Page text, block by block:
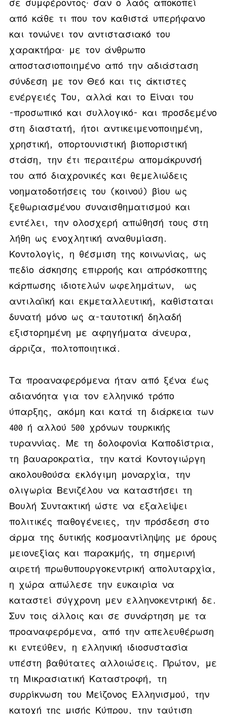
σε συμφέροντος∙ σαν ο λαός αποκοπεί
από κάθε τι που τον καθιστά υπερήφανο
και τονώνει τον αντιστασιακό του
χαρακτήρα∙ με τον άνθρωπο
αποστασιοποιημένο από την αδιάσταση
σύνδεση με τον Θεό και τις άκτιστες
ενέργειές Του, αλλά και το Είναι του
-προσωπικό και συλλογικό- και προσδεμένο
στη διαστατή, ήτοι αντικειμενοποιημένη,
χρηστική, οπορτουνιστική βιοποριστική
στάση, την έτι περαιτέρω απομάκρυνσή
του από διαχρονικές και θεμελιώδεις
νοηματοδοτήσεις του (κοινού) βίου ως
ξεθωριασμένου συναισθηματισμού και
εντέλει, την ολοσχερή απώθησή τους στη
λήθη ως ενοχλητική αναθυμίαση.
Κοντολογίς, η θέσμιση της κοινωνίας, ως
πεδίο άσκησης επιρροής και απρόσκοπτης
κάρπωσης ιδιοτελών ωφελημάτων, ως
αντιλαϊκή και εκμεταλλευτική, καθίσταται
δυνατή μόνο ως α-ταυτοτική δηλαδή
εξιστορημένη με αφηγήματα άνευρα,
άρριζα, πολτοποιητικά.
Τα προαναφερόμενα ήταν από ξένα έως
αδιανόητα για τον ελληνικό τρόπο
ύπαρξης, ακόμη και κατά τη διάρκεια των
400 ή αλλού 500 χρόνων τουρκικής
τυραννίας. Με τη δολοφονία Καποδίστρια,
τη βαυαροκρατία, την κατά Κοντογιώργη
ακολουθούσα εκλόγιμη μοναρχία, την
ολιγωρία Βενιζέλου να καταστήσει τη
Βουλή Συντακτική ώστε να εξαλείψει
πολιτικές παθογένειες, την πρόσδεση στο
άρμα της δυτικής κοσμοαντίληψης με όρους
μειονεξίας και παρακμής, τη σημερινή
αιρετή πρωθυπουργοκεντρική απολυταρχία,
η χώρα απώλεσε την ευκαιρία να
καταστεί σύγχρονη μεν ελληνοκεντρική δε.
Συν τοις άλλοις και σε συνάρτηση με τα
προαναφερόμενα, από την απελευθέρωση
κι εντεύθεν, η ελληνική ιδιοσυστασία
υπέστη βαθύτατες αλλοιώσεις. Πρώτον, με
τη Μικρασιατική Καταστροφή, τη
συρρίκνωση του Μείζονος Ελληνισμού, την
κατοχή της μισής Κύπρου, την ταύτιση